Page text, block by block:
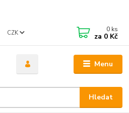
Menu
CZK
Hledat
0 ks
za 0 Kč